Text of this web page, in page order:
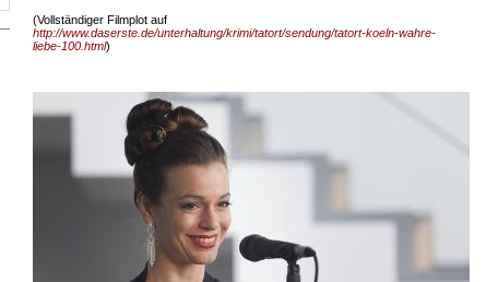
(Vollständiger Filmplot auf
http://www.daserste.de/unterhaltung/krimi/tatort/sendung/tatort-koeln-wahre-
liebe-100.html)